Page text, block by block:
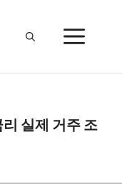
실제 거주 조